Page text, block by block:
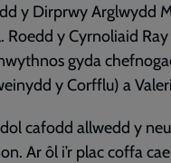
y Dirprwy Arglwydd
y Cyrnoliaid
gyda
y Corfflu) a
cafodd allwedd y
Ar ôl i’r plac coffa